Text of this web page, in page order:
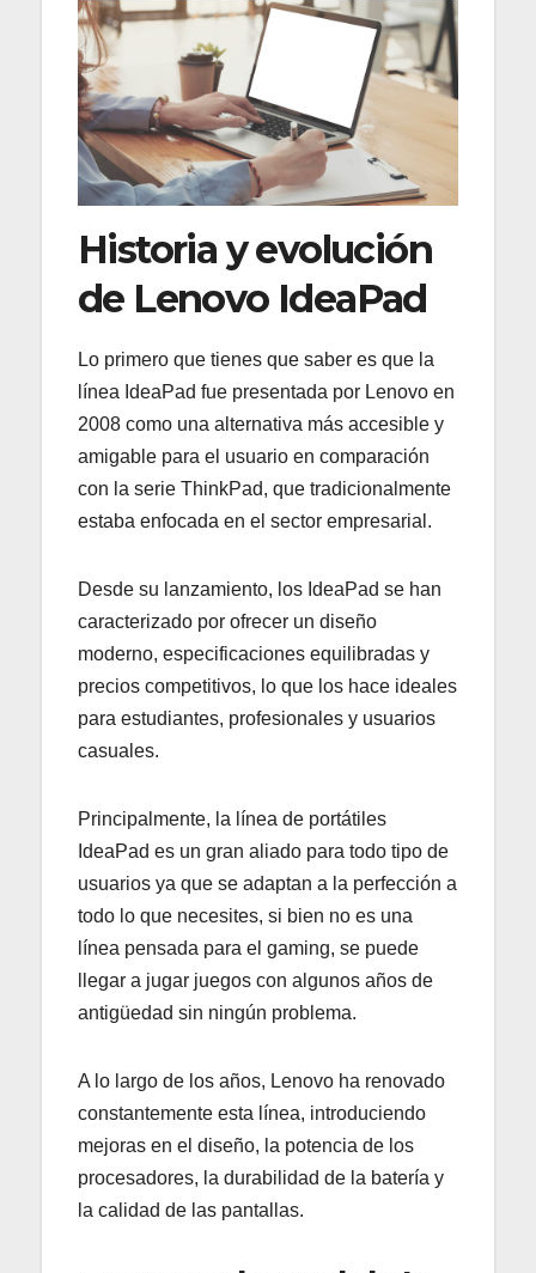
Historia y evolución
de Lenovo IdeaPad
Lo primero que tienes que saber es que la
línea IdeaPad fue presentada por Lenovo en
2008 como una alternativa más accesible y
amigable para el usuario en comparación
con la serie ThinkPad, que tradicionalmente
estaba enfocada en el sector empresarial.
Desde su lanzamiento, los IdeaPad se han
caracterizado por ofrecer un diseño
moderno, especificaciones equilibradas y
precios competitivos, lo que los hace ideales
para estudiantes, profesionales y usuarios
casuales.
Principalmente, la línea de portátiles
IdeaPad es un gran aliado para todo tipo de
usuarios ya que se adaptan a la perfección a
todo lo que necesites, si bien no es una
línea pensada para el gaming, se puede
llegar a jugar juegos con algunos años de
antigüedad sin ningún problema.
A lo largo de los años, Lenovo ha renovado
constantemente esta línea, introduciendo
mejoras en el diseño, la potencia de los
procesadores, la durabilidad de la batería y
la calidad de las pantallas.